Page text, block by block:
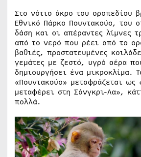
Στο νότιο άκρο του οροπεδίου
Εθνικό Πάρκο Πουντακούο, του
δάση και οι απέραντες λίμνες
από το νερό που ρέει από το
βαθιές, προστατευμένες
γεμάτες με ζεστό, υγρό αέρα
δημιουργήσει ένα μικροκλίμα.
«Πουντακούο» μεταφράζεται ως
μεταφέρει στη Σάνγκρι-Λα»,
πολλά.